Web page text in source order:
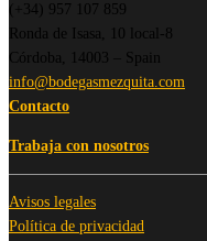
(+34) 957 107 859
Ronda de Isasa, 10 local-8
Córdoba, 14003 – Spain
info@bodegasmezquita.com
Contacto
Trabaja con nosotros
Avisos legales
Política de privacidad